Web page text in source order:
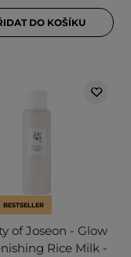
DO KOŠÍKU
BESTSELLER
of Joseon - Glow
Rice Milk -